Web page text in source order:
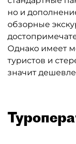
но и
обзорные
Однако имеет
туристов и
значит